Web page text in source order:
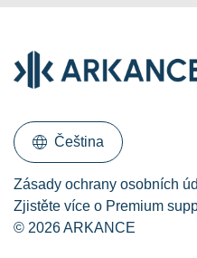
Čeština
Zásady ochrany osobních
Zjistěte více o Premium
© 2026 ARKANCE